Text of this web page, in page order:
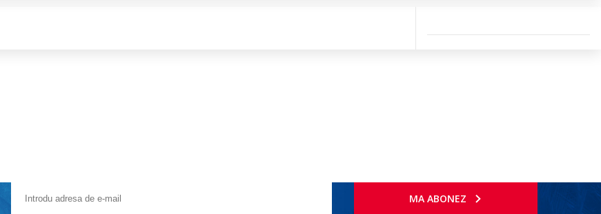
MA ABONEZ